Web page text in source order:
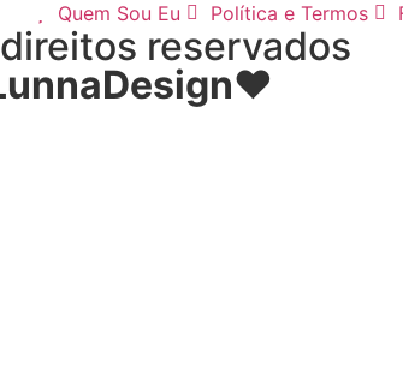
Quem Sou Eu Política e Termos
reservados
♥